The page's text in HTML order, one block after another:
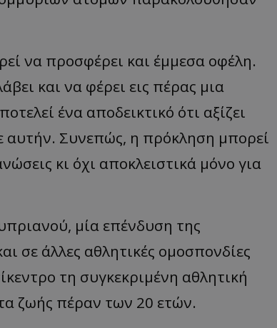
να προσφέρει και έμμεσα οφέλη.
και να φέρει εις πέρας μια
ένα αποδεικτικό ότι αξίζει
αυτήν. Συνεπώς, η πρόκληση μπορεί
κι όχι αποκλειστικά μόνο για
μία επένδυση της
σε άλλες αθλητικές ομοσπονδίες
τη συγκεκριμένη αθλητική
ζωής πέραν των 20 ετών.